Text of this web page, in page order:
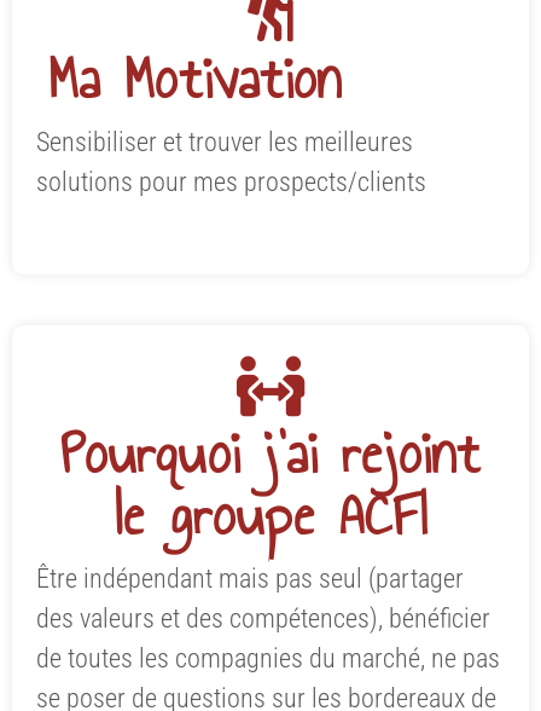
Ma Motivation
Sensibiliser et trouver les meilleures
solutions pour mes prospects/clients
Pourquoi j'ai rejoint
le groupe ACFI
Être indépendant mais pas seul (partager
des valeurs et des compétences), bénéficier
de toutes les compagnies du marché, ne pas
se poser de questions sur les bordereaux de